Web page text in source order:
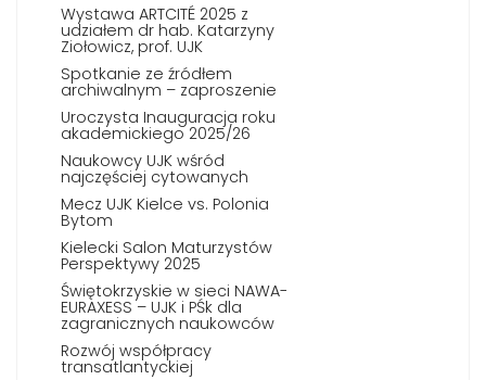
Wystawa ARTCITÉ 2025 z
udziałem dr hab. Katarzyny
Ziołowicz, prof. UJK
Spotkanie ze źródłem
archiwalnym – zaproszenie
Uroczysta Inauguracja roku
akademickiego 2025/26
Naukowcy UJK wśród
najczęściej cytowanych
Mecz UJK Kielce vs. Polonia
Bytom
Kielecki Salon Maturzystów
Perspektywy 2025
Świętokrzyskie w sieci NAWA-
EURAXESS – UJK i PŚk dla
zagranicznych naukowców
Rozwój współpracy
transatlantyckiej